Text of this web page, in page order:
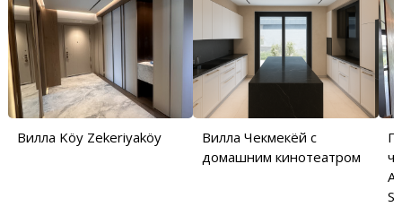
Вилла Köy Zekeriyaköy
Вилла Чекмекёй с
домашним кинотеатром